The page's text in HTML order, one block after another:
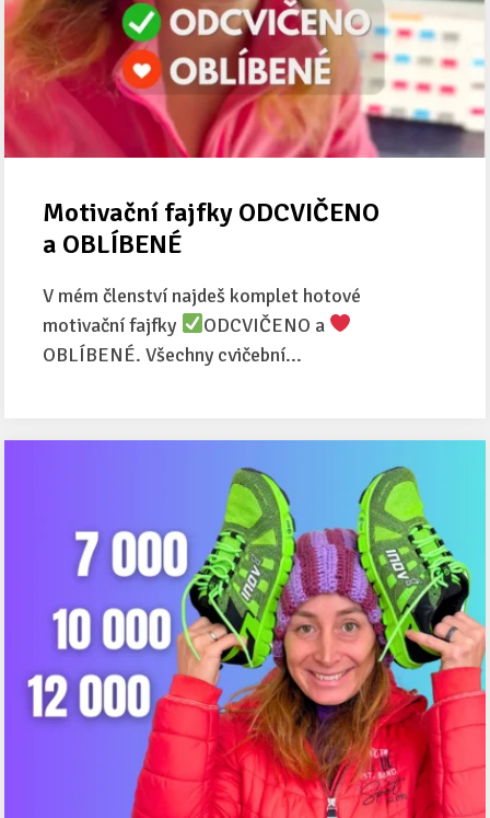
Motivační fajfky ODCVIČENO
a OBLÍBENÉ
V mém členství najdeš komplet hotové
motivační fajfky
ODCVIČENO a
OBLÍBENÉ. Všechny cvičební...